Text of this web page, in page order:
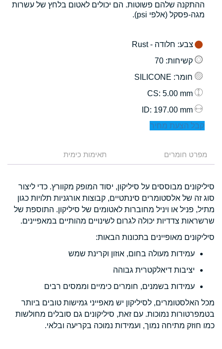
ההתקנה שלהם פשוטות. הם יכולים לאטום בלחץ של עשרות
מגה-פסקל (אלפי psi).
צבע: חלודה - Rust
קשיחות: 70
חומר: SILICONE
: 5.00 mm
: 197.00 mm
קבל הצעת מחיר
מפרט חומרים תאימות כימית
סיליקונים מבוססים על סיליקון, יסוד המופק מקוורץ. כדי ליצור
סוג זה של אלסטומרים סינתטיים, קבוצות אורגניות תלויות כגון
מתיל, פניל או ויניל מחוברות לאטומים של סיליקון. התוספת של
שרשראות צדדיות יכולה לגרום לשינויים מהותיים במאפיינים.
סיליקונים מאופיינים בתכונות הבאות:
עמידות מעולה בחום, אוזון וקרינת שמש
יציבות דיאלקטרית גבוהה
עמידות בשמנים, חומרים כימיים וממסים רבים
מכל האלסטומרים, לסיליקון יש מאפייני גמישות טובים ביותר
בטמפרטורות נמוכות. עם זאת, סיליקונים גם סובלים מחולשות
כמו חוזק מתיחה נמוך, ועמידות נמוכה בקריעה ובלאי.